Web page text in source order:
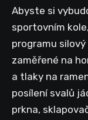
Abyste si
sportovním
programu
zaměřené na
a tlaky na
posílení svalů
prkna,